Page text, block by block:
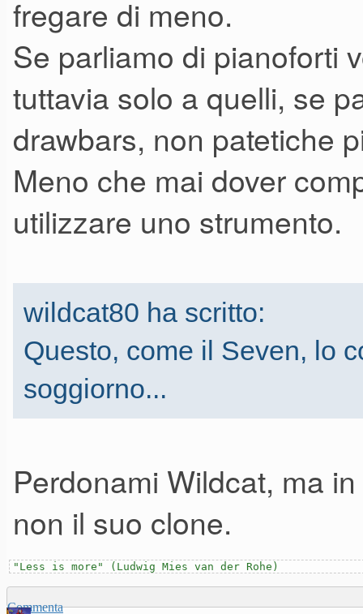
fregare di meno.
Se parliamo di pianoforti
tuttavia solo a quelli, se
drawbars, non patetiche
Meno che mai dover
utilizzare uno strumento.
wildcat80 ha scritto:
Questo, come il Seven, lo
soggiorno...
Perdonami Wildcat, ma
non il suo clone.
"Less is more" (Ludwig Mies van der Rohe)
Commenta